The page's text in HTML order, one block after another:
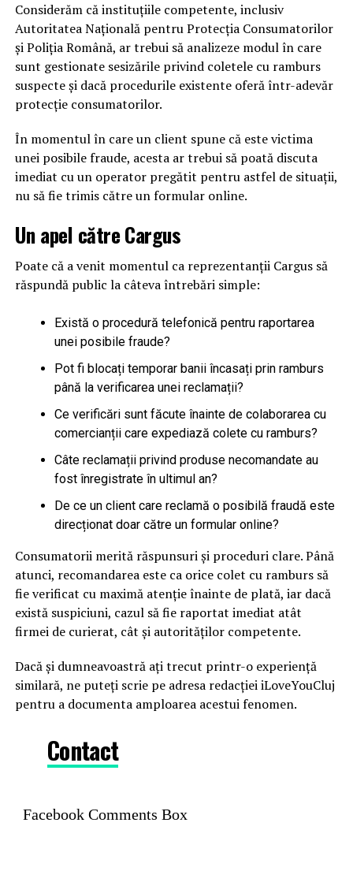
Considerăm că instituțiile competente, inclusiv
Autoritatea Națională pentru Protecția Consumatorilor
și Poliția Română, ar trebui să analizeze modul în care
sunt gestionate sesizările privind coletele cu ramburs
suspecte și dacă procedurile existente oferă într-adevăr
protecție consumatorilor.
În momentul în care un client spune că este victima
unei posibile fraude, acesta ar trebui să poată discuta
imediat cu un operator pregătit pentru astfel de situații,
nu să fie trimis către un formular online.
Un apel către Cargus
Poate că a venit momentul ca reprezentanții Cargus să
răspundă public la câteva întrebări simple:
Există o procedură telefonică pentru raportarea
unei posibile fraude?
Pot fi blocați temporar banii încasați prin ramburs
până la verificarea unei reclamații?
Ce verificări sunt făcute înainte de colaborarea cu
comercianții care expediază colete cu ramburs?
Câte reclamații privind produse necomandate au
fost înregistrate în ultimul an?
De ce un client care reclamă o posibilă fraudă este
direcționat doar către un formular online?
Consumatorii merită răspunsuri și proceduri clare. Până
atunci, recomandarea este ca orice colet cu ramburs să
fie verificat cu maximă atenție înainte de plată, iar dacă
există suspiciuni, cazul să fie raportat imediat atât
firmei de curierat, cât și autorităților competente.
Dacă și dumneavoastră ați trecut printr-o experiență
similară, ne puteți scrie pe adresa redacției iLoveYouCluj
pentru a documenta amploarea acestui fenomen.
Contact
Facebook Comments Box